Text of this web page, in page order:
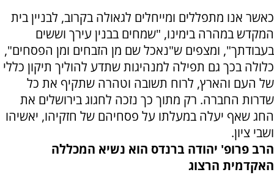
כאשר אנו מתפללים ומייחלים לגאולה בקרוב, לבניין בית
המקדש במהרה בימינו, "שמחים בבנין עירך וששים
בעבודתך", ומצפים ש"נאכל שם מן הזבחים ומן הפסחים",
כלולה בכך גם תפילה למנהיגות שתדע להוליך תיקון כללי
של העם והארץ, לרוח תשובה וטהרה שתקיף את כל
שדרות החברה. רק מתוך כך נזכה לחגוג בירושלים את
החג שאף יעלה במעלתו על פסחיהם של חזקיהו, יאשיהו
ושבי ציון.
הרב פרופ' יהודה ברנדס הוא נשיא המכללה
האקדמית הרצוג